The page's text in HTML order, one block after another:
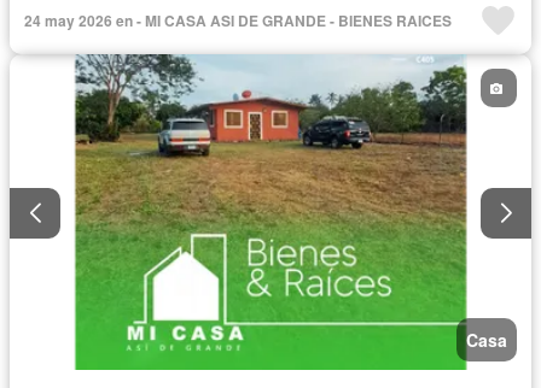
24 may 2026 en - MI CASA ASI DE GRANDE - BIENES RAICES
Casa